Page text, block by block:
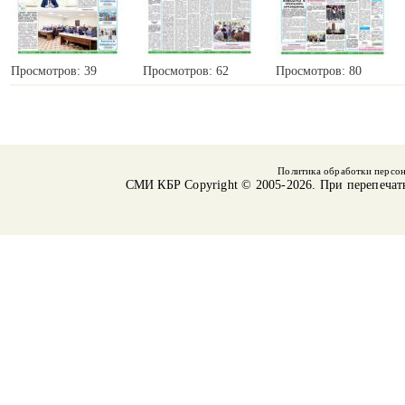
Просмотров: 39 Просмотров: 62 Просмотров: 80
Политика обработки
СМИ КБРCopyright © 2005-2026. При